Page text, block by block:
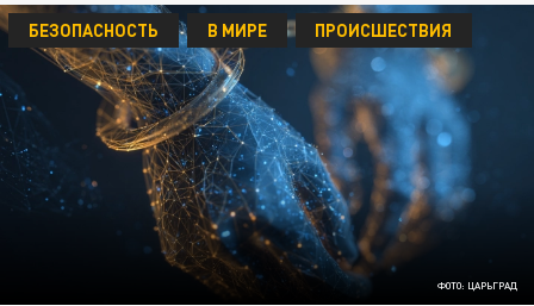
ФОТО: ЦАРЬГРАД
БЕЗОПАСНОСТЬ В МИРЕ ПРОИСШЕСТВИЯ